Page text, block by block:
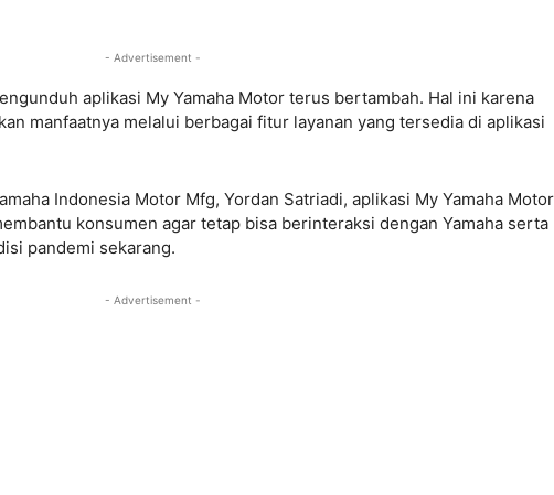
- Advertisement -
aplikasi My Yamaha Motor terus bertambah. Hal ini karena
manfaatnya melalui berbagai fitur layanan yang tersedia di aplikasi
Indonesia Motor Mfg, Yordan Satriadi, aplikasi My Yamaha Motor
konsumen agar tetap bisa berinteraksi dengan Yamaha serta
pandemi sekarang.
- Advertisement -